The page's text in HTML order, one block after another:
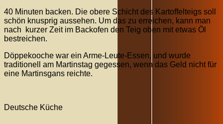
40 Minuten backen. Die obere Schicht des Kartoffelteigs soll
schön knusprig aussehen. Um das zu erreichen, kann man
nach kurzer Zeit im Backofen den Teig oben mit etwas Öl
bestreichen.
Döppekooche war ein Arme-Leute-Essen, und wurde
traditionell am Martinstag gegessen, wenn das Geld nicht für
eine Martinsgans reichte.
Deutsche Küche